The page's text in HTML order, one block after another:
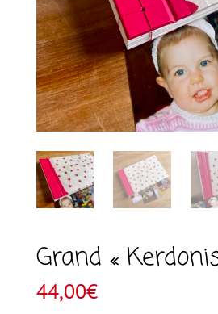
Grand «
44,00€